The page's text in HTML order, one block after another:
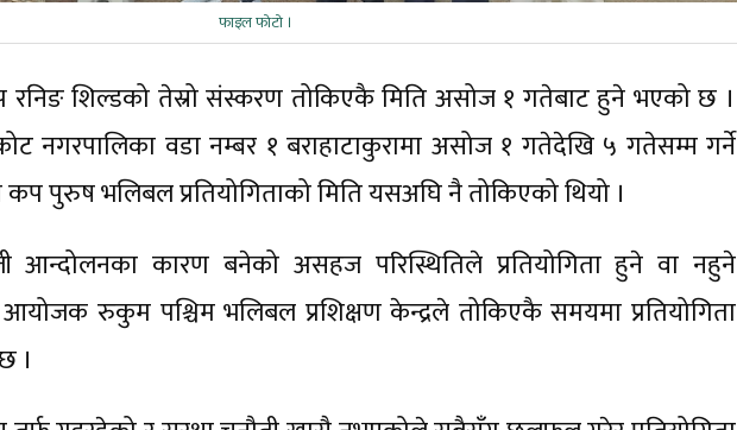
फाइल फाेटाे ।
शिल्डको तेस्रो संस्करण तोकिएकै मिति असोज १ गतेबाट हुने भएको छ ।
नगरपालिका वडा नम्बर १ बराहाटाकुरामा असोज १ गतेदेखि ५ गतेसम्म गर्ने
पुरुष भलिबल प्रतियोगिताको मिति यसअघि नै तोकिएको थियो ।
कारण बनेको असहज परिस्थितिले प्रतियोगिता हुने वा नहुने
रुकुम पश्चिम भलिबल प्रशिक्षण केन्द्रले तोकिएकै समयमा प्रतियोगिता
।